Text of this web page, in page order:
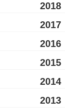
2018
2017
2016
2015
2014
2013